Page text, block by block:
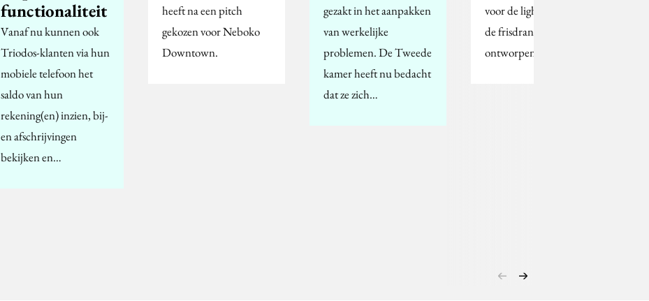
functionaliteit
Vanaf nu kunnen ook
Triodos-klanten via hun
mobiele telefoon het
saldo van hun
rekening(en) inzien, bij-
en afschrijvingen
bekijken en…
heeft na een pitch
gekozen voor Neboko
Downtown.
gezakt in het aanpakken
van werkelijke
problemen. De Tweede
kamer heeft nu bedacht
dat ze zich…
voor de light-versie van
de frisdrank heeft
ontworpen.